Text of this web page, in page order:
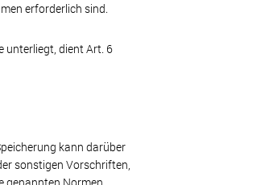
erforderlich sind.
unterliegt, dient Art. 6
kann darüber
sonstigen Vorschriften,